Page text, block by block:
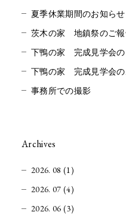
夏季休業期間のお知らせ
茨木の家 地鎮祭のご
下鴨の家 完成見学会の
下鴨の家 完成見学会の
事務所での撮影
Archives
2026. 08 (1)
2026. 07 (4)
2026. 06 (3)